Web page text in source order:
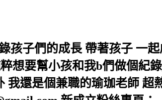
孩子們的成長 帶著孩子 一
想要幫小孩和我b們做個紀
還是個兼職的瑜珈老師 超